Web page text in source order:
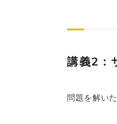
講義2：
問題を解い